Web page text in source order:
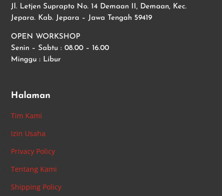
Jl. Letjen Suprapto No. 14 Demaan II, Demaan, Kec.
Jepara. Kab. Jepara – Jawa Tengah 59419
OPEN WORKSHOP
Senin – Sabtu : 08.00 – 16.00
Minggu : Libur
Halaman
Tim Kami
Izin Usaha
Privacy Policy
Tentang Kami
Shipping Policy